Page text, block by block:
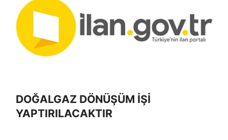
DOĞALGAZ DÖNÜŞÜM İŞİ
YAPTIRILACAKTIR